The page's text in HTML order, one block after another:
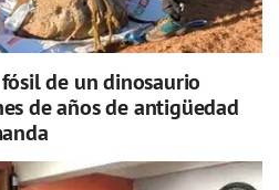
de un dinosaurio
de años de antigüedad